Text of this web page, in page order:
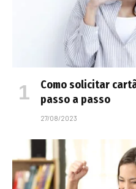
Como solicitar
passo a passo
27/08/2023